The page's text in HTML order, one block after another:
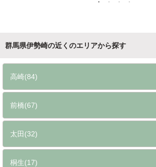
群馬県伊勢崎の近くのエリアから探す
高崎(84)
前橋(67)
太田(32)
桐生(17)